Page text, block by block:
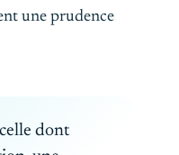
une prudence
dont